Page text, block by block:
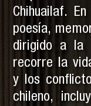
Chihuailaf.
poesía,
dirigido a la
recorre la
y los
chileno,